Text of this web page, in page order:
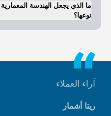
ما الذي يجعل الهندسة
نوعها؟
آراء العملاء
ريتا أشمار